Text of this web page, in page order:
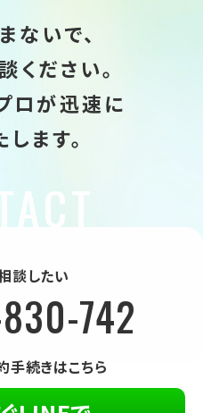
ないで、
ください。
ロが迅速に
ます。
談したい
742
手続きはこちら